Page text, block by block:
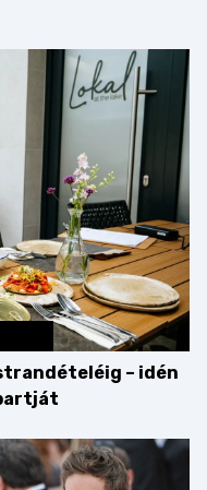
– idén